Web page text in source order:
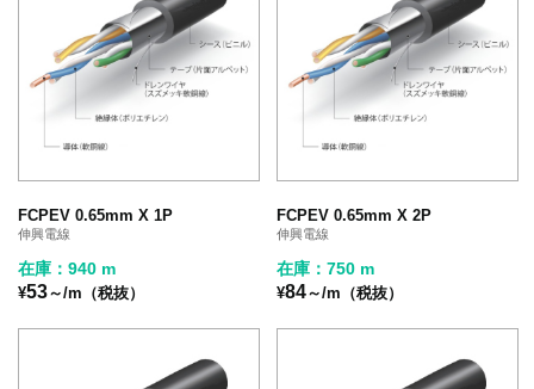
FCPEV 0.65mm X 1P
伸興電線
在庫：940 m
¥53～/m（税抜）
FCPEV 0.65mm X 2P
伸興電線
在庫：750 m
¥84～/m（税抜）